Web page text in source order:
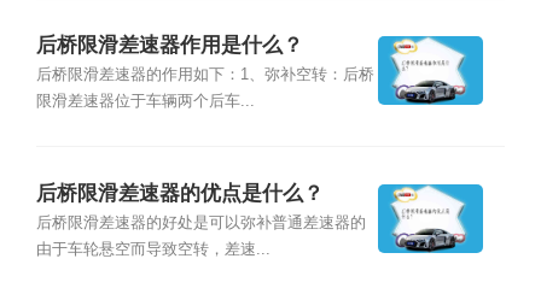
后桥限滑差速器作用是什么？
后桥限滑差速器的作用如下：1、弥补空转：后桥
限滑差速器位于车辆两个后车...
后桥限滑差速器的优点是什么？
后桥限滑差速器的好处是可以弥补普通差速器的
由于车轮悬空而导致空转，差速...